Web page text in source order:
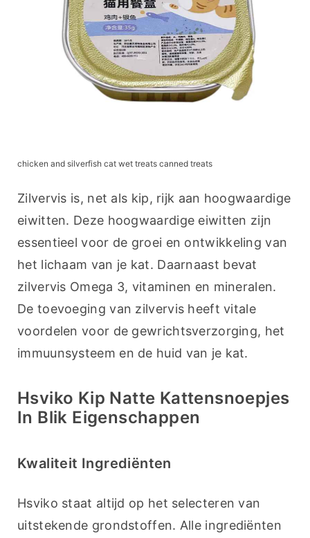
chicken and silverfish cat wet treats canned treats
Zilvervis is, net als kip, rijk aan hoogwaardige
eiwitten. Deze hoogwaardige eiwitten zijn
essentieel voor de groei en ontwikkeling van
het lichaam van je kat. Daarnaast bevat
zilvervis Omega 3, vitaminen en mineralen.
De toevoeging van zilvervis heeft vitale
voordelen voor de gewrichtsverzorging, het
immuunsysteem en de huid van je kat.
Hsviko Kip Natte Kattensnoepjes
In Blik Eigenschappen
Kwaliteit Ingrediënten
Hsviko staat altijd op het selecteren van
uitstekende grondstoffen. Alle ingrediënten